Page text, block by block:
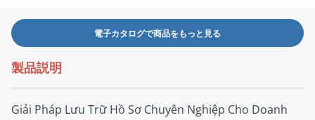
電子カタログで商品をもっと見る
製品説明
Giải Pháp Lưu Trữ Hồ Sơ Chuyên Nghiệp Cho Doanh